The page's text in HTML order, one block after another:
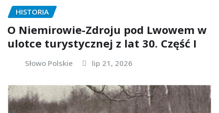
HISTORIA
O Niemirowie-Zdroju pod Lwowem w
ulotce turystycznej z lat 30. Część I
Słowo Polskie lip 21, 2026